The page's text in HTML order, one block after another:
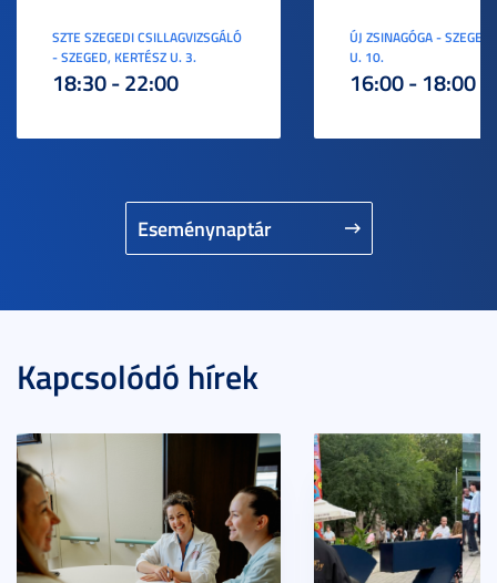
Eseménynaptár
SZTE SZEGEDI CSILLAGVIZSGÁLÓ
- SZEGED, KERTÉSZ U. 3.
18:30 - 22:00
ÚJ ZSINAGÓGA -
U. 10.
16:00 - 18:00
Kapcsolódó hírek